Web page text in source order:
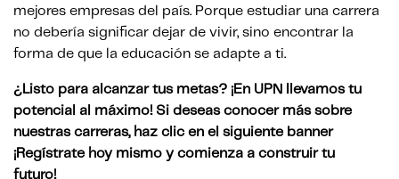
mejores empresas del país. Porque estudiar una carrera
no debería significar dejar de vivir, sino encontrar la
forma de que la educación se adapte a ti.
¿Listo para alcanzar tus metas? ¡En UPN llevamos tu
potencial al máximo! Si deseas conocer más sobre
nuestras carreras, haz clic en el siguiente banner
¡Regístrate hoy mismo y comienza a construir tu
futuro!